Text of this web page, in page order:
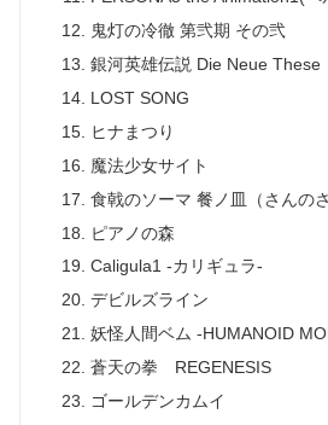
鬼灯の冷徹 第弐期 その弐
銀河英雄伝説 Die Neue These
LOST SONG
ヒナまつり
魔法少女サイト
食戟のソーマ 餐ノ皿（さんの
ピアノの森
Caligula1 -カリギュラ-
デビルズライン
妖怪人間ベム -HUMANOID
蒼天の拳 REGENESIS
ゴールデンカムイ